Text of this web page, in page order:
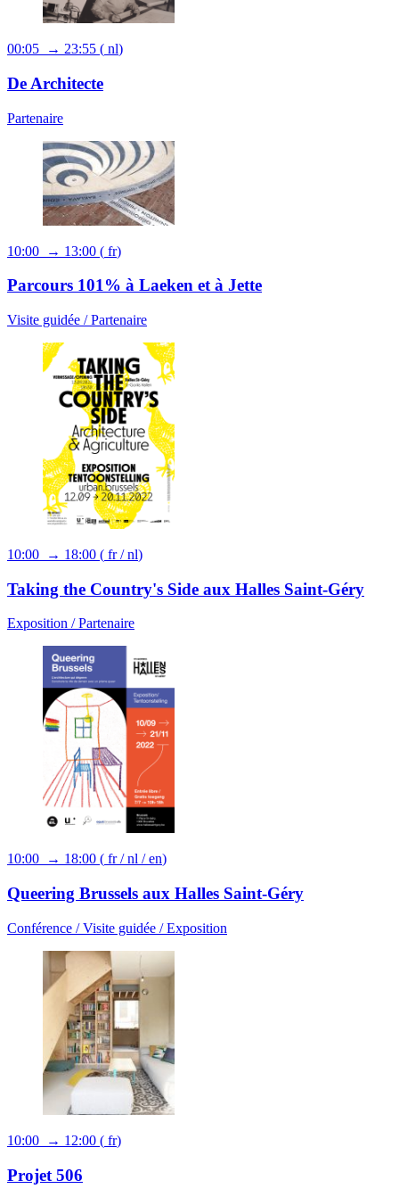
00:05 → 23:55 ( nl)
De Architecte
Partenaire
10:00 → 13:00 ( fr)
Parcours 101% à Laeken et à Jette
Visite guidée /Partenaire
10:00 → 18:00 ( fr/nl)
Taking the Country's Side aux Halles Saint-Géry
Exposition /Partenaire
10:00 → 18:00 ( fr/nl /en)
Queering Brussels aux Halles Saint-Géry
Conférence /Visite guidée /Exposition
10:00 → 12:00 ( fr)
Projet 506